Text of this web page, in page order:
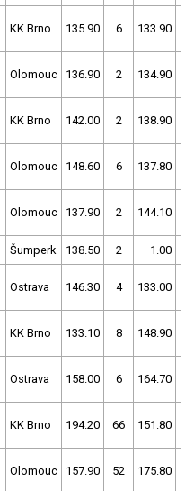
KK Brno 135.90 6 133.90
Olomouc 136.90 2 134.90
KK Brno 142.00 2 138.90
Olomouc 148.60 6 137.80
Olomouc 137.90 2 144.10
Šumperk 138.50 2 1.00
Ostrava 146.30 4 133.00
KK Brno 133.10 8 148.90
Ostrava 158.00 6 164.70
KK Brno 194.20 66 151.80
Olomouc 157.90 52 175.80